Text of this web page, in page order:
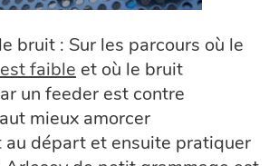
bruit : Sur les parcours où le
faible et où le bruit
un feeder est contre
mieux amorcer
au départ et ensuite pratiquer